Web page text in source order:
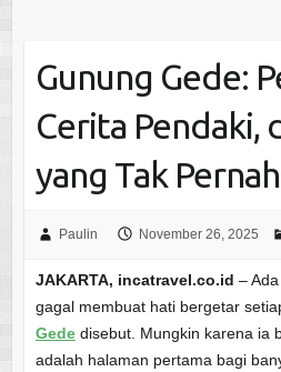
Gunung Gede:
Cerita Pendaki,
yang Tak
Paulin November 26, 2025
JAKARTA, incatravel.co.id –
gagal membuat hati bergetar
Gededisebut. Mungkin karena ia
adalah halaman pertama bagi